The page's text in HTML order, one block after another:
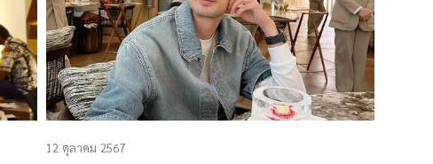
เหยื่อของ ดิไอคอน จนแต่ละคนต้องออกมาแก้ข่าวกันเป็น
พัลวัน
12 ตุลาคม 2567